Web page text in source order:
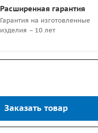
Расширенная гарантия
Гарантия на изготовленные
изделия – 10 лет
Заказать товар